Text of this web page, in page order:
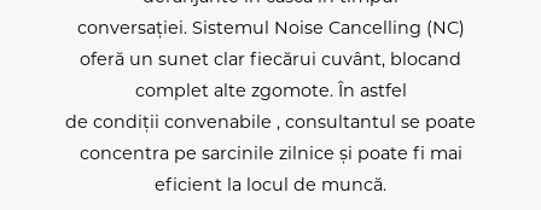
conversației. Sistemul Noise Cancelling (NC)
oferă un sunet clar fiecărui cuvânt, blocand
complet alte zgomote. În astfel
de condiții convenabile , consultantul se poate
concentra pe sarcinile zilnice și poate fi mai
eficient la locul de muncă.